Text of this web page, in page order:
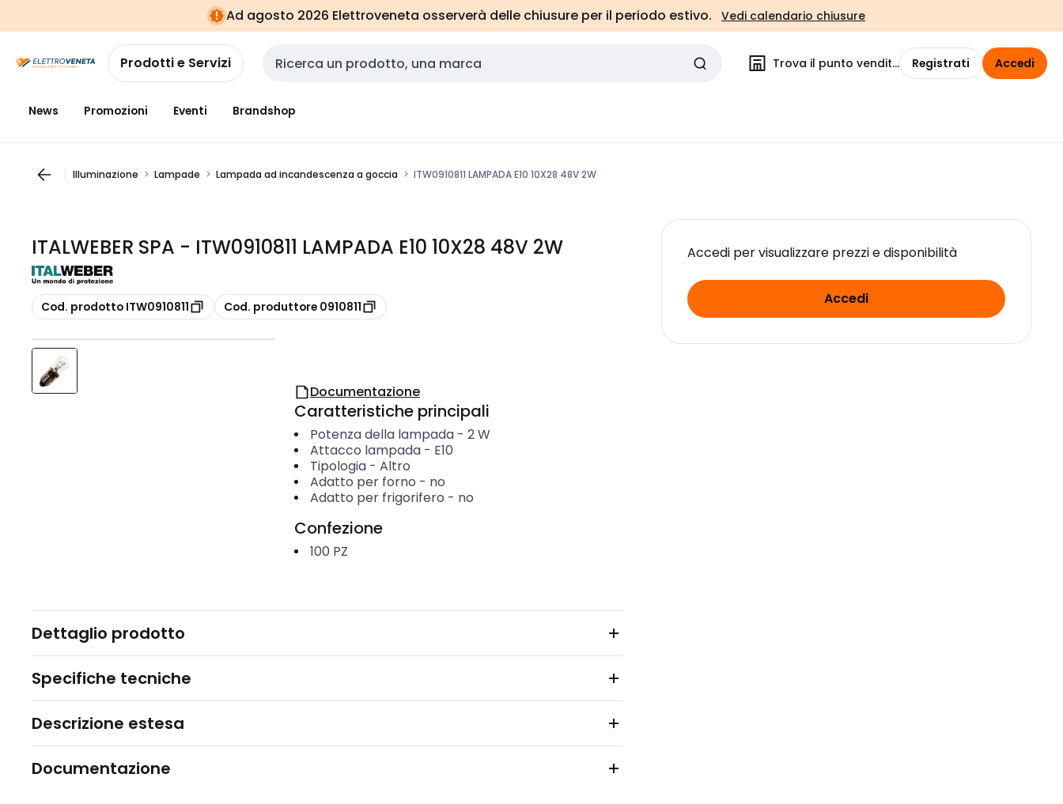
navigazionealla
pagina
Ad agosto 2026 Elettroveneta osserverà delle chiusure per il periodo estivo. Vedi calendario chiusure
Prodotti e Servizi Cerca input Trova il punto vendita Registrati Accedi
News Promozioni Eventi Brandshop
Illuminazione Lampade Lampada ad incandescenza a goccia ITW0910811 LAMPADA E10 10X28 48V 2W
ITALWEBER SPA - ITW0910811 LAMPADA E10 10X28 48V 2W
copia
Cod. prodotto ITW0910811 copia
Cod. produttore 0910811
Accedi per visualizzare prezzi e disponibilità
Accedi
Documentazione
Caratteristiche principali
Potenza della lampada- 2W
Attacco lampada- E10
Tipologia- Altro
Adatto per forno - no
Adatto per frigorifero - no
Confezione
100 PZ
Dettaglio prodotto
Specifiche tecniche
Descrizione estesa
Documentazione